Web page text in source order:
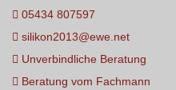
05434 807597
silikon2013@ewe.net
Unverbindliche Beratung
Beratung vom Fachmann